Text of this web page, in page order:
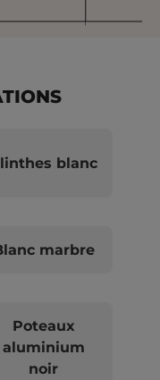
blanc
marbre
Poteaux
aluminium
noir